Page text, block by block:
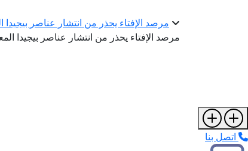
مرصد الإفتاء يحذر من انتشار عناصر بيجيدا
مرصد الإفتاء يحذر من انتشار عناصر بيجيدا
اتصل بنا